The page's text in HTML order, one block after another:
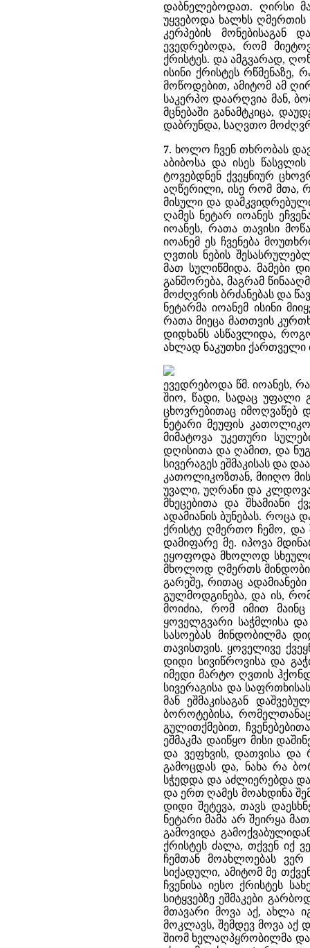
დაბნელებოდათ. ღირსი
უყვებოდა ხალხს ღმერთის
კერპების მონებისაგან
ევედრებოდა, რომ
ქრისტეს. და ამგვარად,
ისინი ქრისტეს რწმენაზე,
მოწოდებით, ამიტომ ამ
საკერპო დაარღვია მან,
მცნებაში განამტკიცა,
დაბრუნდა, საღვთო
7. ხოლო ჩვენ თხრობას
აბიბოსა და ისეს
ტოვებდნენ ქვეყნიურ
აღწერილი, ისე რომ მთა,
მისული და
ღამეს ნეტარ იოანეს
იოანეს, რათა თავისი
იოანემ ეს ჩვენება
ღვთის ნების
მათ სულიწმიდა. მამები
განშორება, მაგრამ
მოძღვრის ბრძანებას და
ნეტარმა იოანემ ისინი
რათა მიეცა მათთვის
დიდხანს ასწავლიდა,
ახლად ნაკუთხი ქართველი
ევედრებოდა წმ. იოანეს,
შიო, წადი, სადაც უფალი
ცხოვრებითაც იმოღვაწებ
ნეტარი მეუფის
მიმატოვა უკეთური
დღისითა და ღამით, და
სივერაგეს ეშმაკისას და
კათოლიკოზთან, მიიღო
უვალი, უღრანი და
მხეცებითა და შხამიანი
ადამიანის ბუნებას. როცა
ქრისტე ღმერთო ჩემო, და
დამიფარე მე. იპოვა
ეყოფოდა მხოლოდ
მხოლოდ ღმერთს
გარეშე, რითაც
გულმოდგინება, და ის,
მოიძია, რომ იმით
ყოველგვარი საჭმლისა
სასოებას მინდობილმა
თავისთვის. ყოველივე
დიდი სივიწროვისა და
იმედი მარტო ღვთის
სივერაგისა და
მან ეშმაკისაგან
ბოროტებისა,
გულითქმებით,
ეშმაკმა დაიწყო მისი
და ვეფხვის, დათვისა
გამოცდას და, ნახა რა
სჭედდა და აძლიერებდა
და ერთ ღამეს მოახდინა
დიდი შეტევა, თავს
ნეტარი მამა არ შეირყა
გამოვიდა
ქრისტეს ძალა, თქვენ იქ
ჩემთან მოახლოებას
სიქადული, ამიტომ მე
ჩვენისა იესო ქრისტეს
სიტყვებზე ეშმაკები
მთავარი მოვა აქ, ახლა
მოკლავს, შემდევ მოვა აქ
შიომ ხელაღპყრობილმა